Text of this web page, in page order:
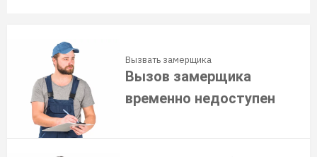
Вызвать замерщика
Вызов замерщика
временно недоступен